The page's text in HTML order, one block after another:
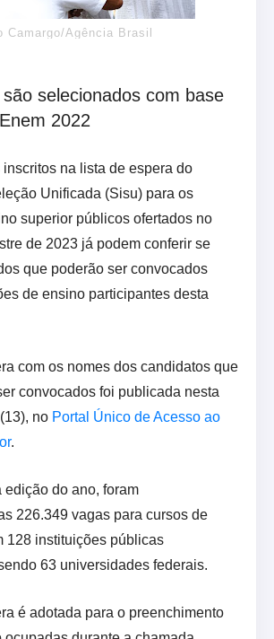
Camargo/Agência Brasil
selecionados com base
2022
na lista de espera do
Unificada (Sisu) para os
superior públicos ofertados no
de 2023 já podem conferir se
que poderão ser convocados
de ensino participantes desta
com os nomes dos candidatos que
convocados foi publicada nesta
no Portal Único de Acesso ao
.
edição do ano, foram
226.349 vagas para cursos de
128 instituições públicas
63 universidades federais.
é adotada para o preenchimento